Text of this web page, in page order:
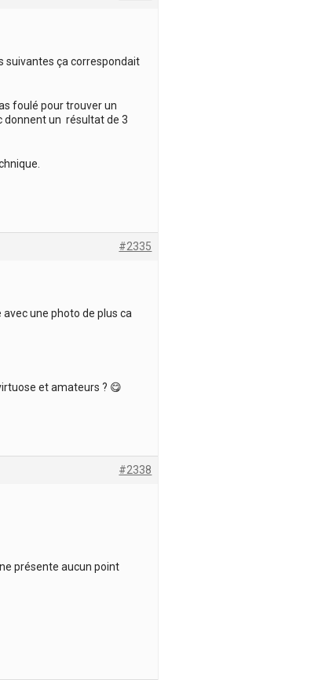
suivantes ça correspondait
foulé pour trouver un
donnent un résultat de 3
#2335
une photo de plus ca
et amateurs ? 😋
#2338
présente aucun point